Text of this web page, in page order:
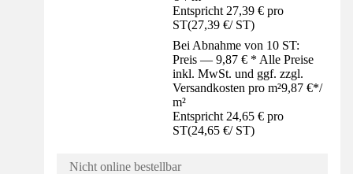
Entspricht 27,39 € pro
ST(27,39 €/ ST)
Bei Abnahme von 10 ST:
Preis — 9,87 € * Alle Preise
inkl. MwSt. und ggf. zzgl.
Versandkosten pro m²9,87 €*/
m²
Entspricht 24,65 € pro
ST(24,65 €/ ST)
Nicht online bestellbar